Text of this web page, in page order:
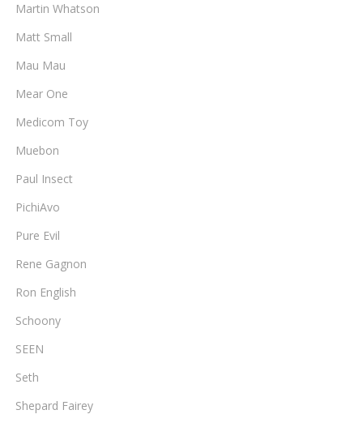
Martin Whatson
Matt Small
Mau Mau
Mear One
Medicom Toy
Muebon
Paul Insect
PichiAvo
Pure Evil
Rene Gagnon
Ron English
Schoony
SEEN
Seth
Shepard Fairey